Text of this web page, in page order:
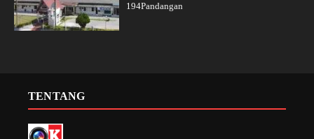
194Pandangan
TENTANG